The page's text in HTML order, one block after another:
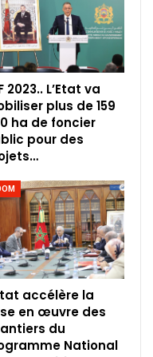
2023.. L’Etat va
plus de 159
ha de foncier
pour des
accélère la
en œuvre des
du
National